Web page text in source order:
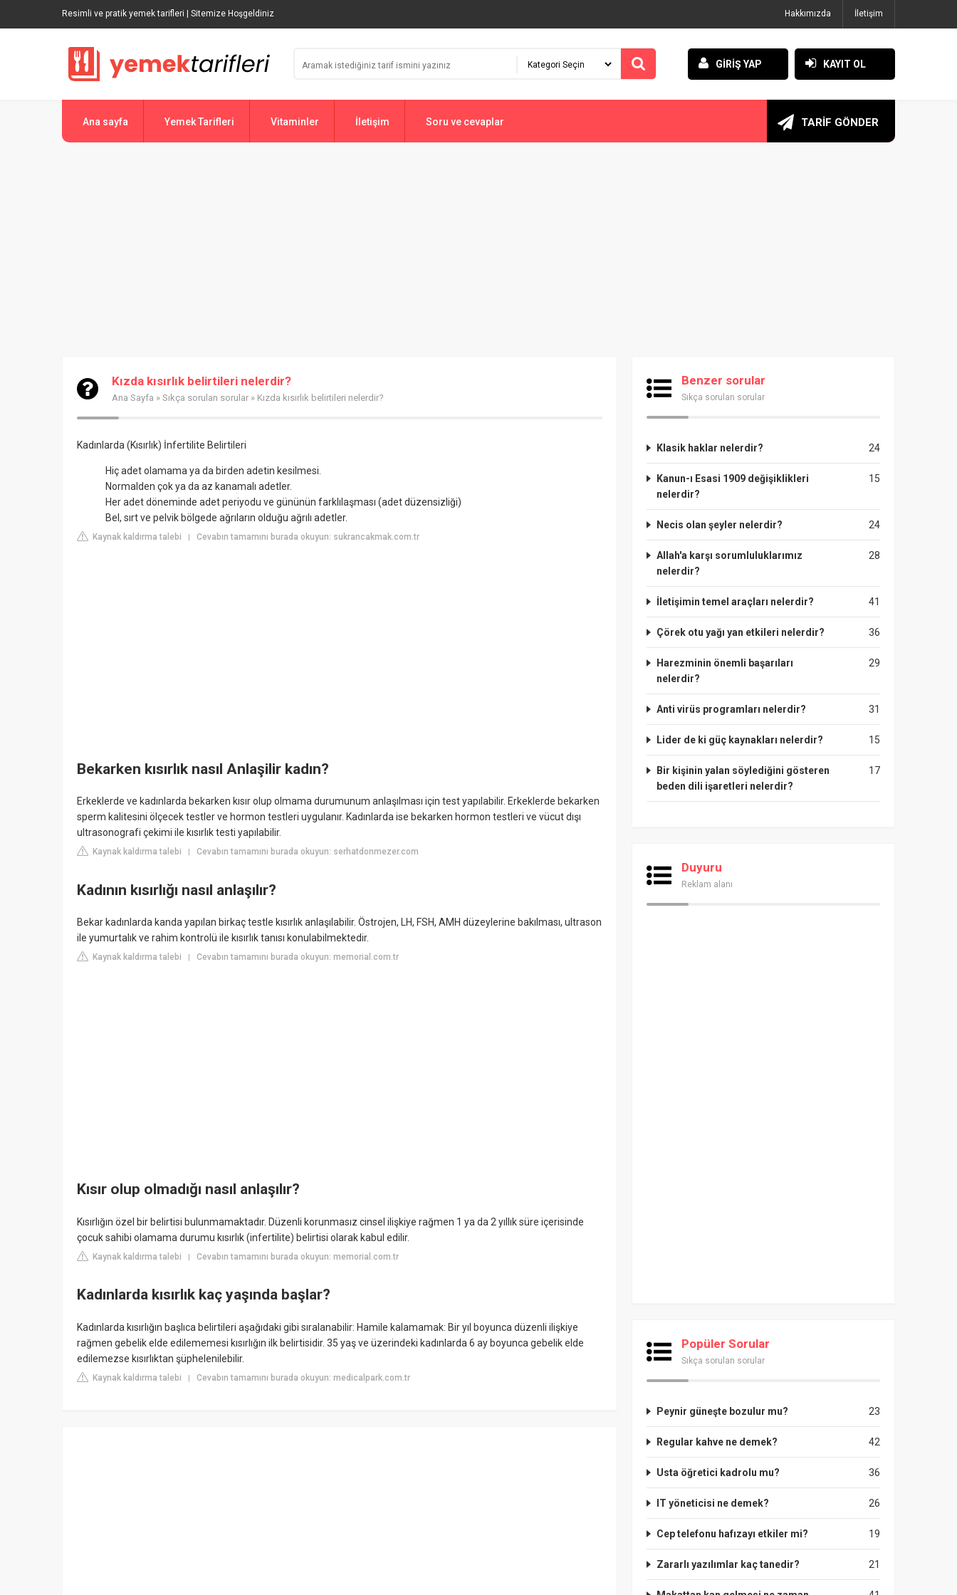
Resimli ve pratik yemek tarifleri | Sitemize Hoşgeldiniz Hakkımızda İletişim
GİRİŞ YAP KAYIT OL
Ana sayfa Yemek Tarifleri Vitaminler İletişim Soru ve cevaplar TARİF GÖNDER
Kızda kısırlık belirtileri nelerdir?
Ana Sayfa » Sıkça sorulan sorular » Kızda kısırlık belirtileri nelerdir?
Kadınlarda (Kısırlık) İnfertilite Belirtileri
Hiç adet olamama ya da birden adetin kesilmesi.
Normalden çok ya da az kanamalı adetler.
Her adet döneminde adet periyodu ve gününün farklılaşması (adet düzensizliği)
Bel, sırt ve pelvik bölgede ağrıların olduğu ağrılı adetler.
Kaynak kaldırma talebi | Cevabın tamamını burada okuyun: sukrancakmak.com.tr
Bekarken kısırlık nasıl Anlaşilir kadın?
Erkeklerde ve kadınlarda bekarken kısır olup olmama durumunum anlaşılması için test yapılabilir. Erkeklerde bekarken
sperm kalitesini ölçecek testler ve hormon testleri uygulanır. Kadınlarda ise bekarken hormon testleri ve vücut dışı
ultrasonografi çekimi ile kısırlık testi yapılabilir.
Kaynak kaldırma talebi Cevabın tamamını burada okuyun: serhatdonmezer.com
Kadının kısırlığı nasıl anlaşılır?
Bekar kadınlarda kanda yapılan birkaç testle kısırlık anlaşılabilir. Östrojen, LH, FSH, AMH düzeylerine bakılması, ultrason
ile yumurtalık ve rahim kontrolü ile kısırlık tanısı konulabilmektedir.
Kaynak kaldırma talebi Cevabın tamamını burada okuyun: memorial.com.tr
Kısır olup olmadığı nasıl anlaşılır?
Kısırlığın özel bir belirtisi bulunmamaktadır. Düzenli korunmasız cinsel ilişkiye rağmen 1 ya da 2 yıllık süre içerisinde
çocuk sahibi olamama durumu kısırlık (infertilite) belirtisi olarak kabul edilir.
Kaynak kaldırma talebi | Cevabın tamamını burada okuyun: memorial.com.tr
Kadınlarda kısırlık kaç yaşında başlar?
Kadınlarda kısırlığın başlıca belirtileri aşağıdaki gibi sıralanabilir: Hamile kalamamak: Bir yıl boyunca düzenli ilişkiye
rağmen gebelik elde edilememesi kısırlığın ilk belirtisidir. 35 yaş ve üzerindeki kadınlarda 6 ay boyunca gebelik elde
edilemezse kısırlıktan şüphelenilebilir.
Kaynak kaldırma talebi | Cevabın tamamını burada okuyun: medicalpark.com.tr
Benzer sorular
Sıkça sorulan sorular
24
Klasik haklar nelerdir?
15
Kanun-ı Esasi 1909 değişiklikleri
nelerdir?
24
Necis olan şeyler nelerdir?
28
Allah'a karşı sorumluluklarımız
nelerdir?
41
İletişimin temel araçları nelerdir?
36
Çörek otu yağı yan etkileri nelerdir?
29
Harezminin önemli başarıları
nelerdir?
31
Anti virüs programları nelerdir?
15
Lider de ki güç kaynakları nelerdir?
17
Bir kişinin yalan söylediğini gösteren
beden dili işaretleri nelerdir?
Duyuru
Reklam alanı
Popüler Sorular
Sıkça sorulan sorular
23
Peynir güneşte bozulur mu?
42
Regular kahve ne demek?
36
Usta öğretici kadrolu mu?
26
IT yöneticisi ne demek?
19
Cep telefonu hafızayı etkiler mi?
21
Zararlı yazılımlar kaç tanedir?